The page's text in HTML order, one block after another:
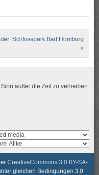
Schlosspark Bad Homburg
»
außer die Zeit zu vertreiben
CreativeCommons 3.0 BY-SA-
gleichen Bedingungen 3.0